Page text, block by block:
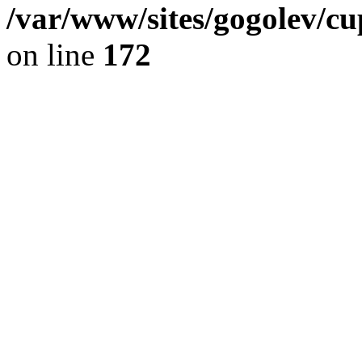
/var/www/sites/gogolev/
on line 172